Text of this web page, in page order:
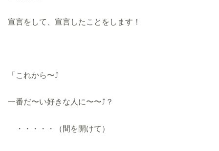
宣言をして、宣言したことをします！
「これから〜⤴︎
一番だ〜い好きな人に〜〜⤴︎？
・・・・・（間を開けて）